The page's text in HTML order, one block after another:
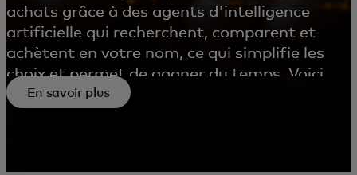
achats grâce à des agents d'intelligence
artificielle qui recherchent, comparent et
achètent en votre nom, ce qui simplifie les
choix et permet de gagner du temps. Voici
comment cela fonctionne.
En savoir plus